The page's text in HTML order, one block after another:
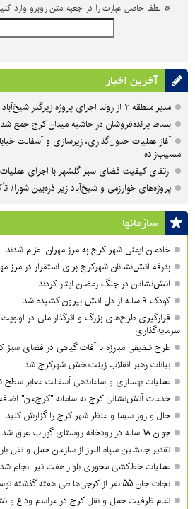
* لطفا حاصل عبارت را در جعبه متن روبرو وارد
آخرین اخبار
مدیر منطقه ۲ از روند اجرای پروژه زیرگذر شیخ‌آباد بازدید کرد
بساط پرنده‌فروشان در حاشیه میدان کرج جمع شد
آغاز عملیات جدول‌گذاری، زیرسازی و آسفالت
مسیب‌زاده
ارتقای کیفیت فضای سبز گلشهر با اجرای
پروژه‌های خوارزمی و شیخ‌آباد زیر ذره‌بین شورا/
سازمان‎ها
خادمان ایمنی شهر کرج به مرز مهران اعزام شدند
بدرقه آتش‌نشانان شهرکرج برای استقرار در مرز
آتش‌نشانان در جنگ رمضان ایثار کردند
کودک ۹ ساله از دل آتش بیرون کشیده شد
قرارگیری طرح‌های بزرگ و اثرگذار ملی در
سرمایه‌گذاری
طرح تلفیقی مبارزه با آفات گیاهی در فضای
بیانات رهبر انقلاب زینت‌بخش شهرکرج شد
عملیات بهسازی و ساماندهی آسفالت معابر سطح
خدمات آتش‌نشانی کرج به سامانه "کرج‌من"
حال و روز سیما و منظر شهر کرج را گزارش کنید
جوان ۱۸ ساله در رودخانه روستای گوراب غرق شد
تقدیر جانشین سپاه البرز از سازمان حمل و نقل
عملیات خط‌کشی محوری بلوار هفت تیر انجام شد
نجات جان ۵۵ نفر از کرجی‌ها طی هفته گذشته توسط آتش‌نشانان
تمام ظرفیت حمل و نقل کرج در مراسم وداع و